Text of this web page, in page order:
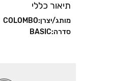
תיאור כללי
מותג/יצרן:COLOMBO
סדרה:BASIC